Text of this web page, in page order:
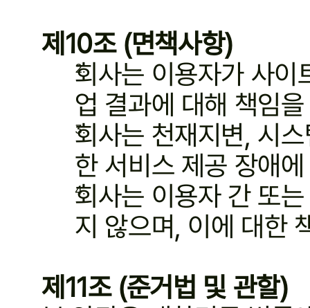
제10조 (면책사항)
회사는 이용자가 사이
업 결과에 대해 책임
회사는 천재지변, 시
한 서비스 제공 장애
회사는 이용자 간 또
지 않으며, 이에 대한
제11조 (준거법 및 관할)